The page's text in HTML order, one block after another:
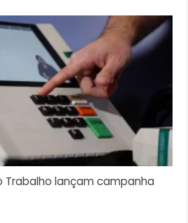
Trabalho lançam campanha